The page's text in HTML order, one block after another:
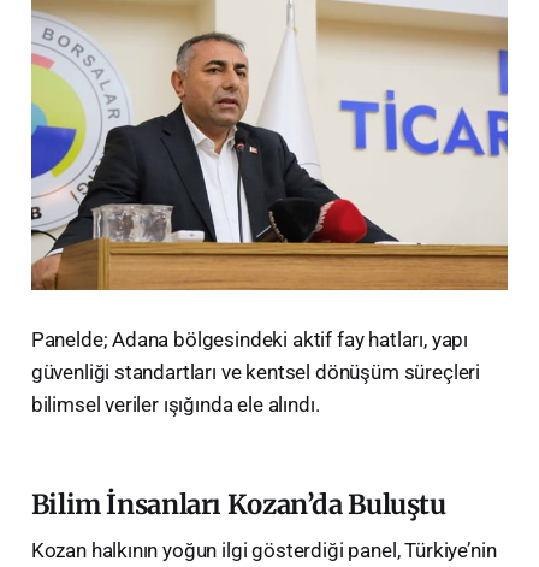
​Panelde; Adana bölgesindeki aktif fay hatları, yapı
güvenliği standartları ve kentsel dönüşüm süreçleri
bilimsel veriler ışığında ele alındı.
​Bilim İnsanları Kozan’da Buluştu
​Kozan halkının yoğun ilgi gösterdiği panel, Türkiye’nin